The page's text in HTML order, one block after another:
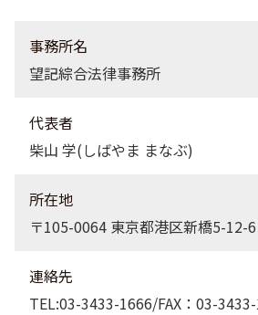
事務所名
望記綜合法律事務所
代表者
柴山 学(しばやま まなぶ)
所在地
〒105-0064 東京都港区新橋5-12-
連絡先
TEL:03-3433-1666/FAX：03-